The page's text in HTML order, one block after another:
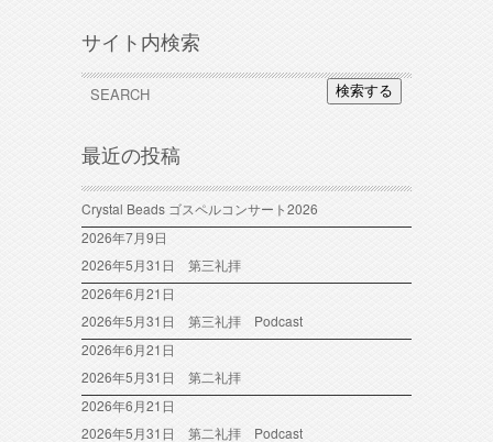
サイト内検索
検索する
最近の投稿
Crystal Beads ゴスペルコンサート2026
2026年7月9日
2026年5月31日 第三礼拝
2026年6月21日
2026年5月31日 第三礼拝 Podcast
2026年6月21日
2026年5月31日 第二礼拝
2026年6月21日
2026年5月31日 第二礼拝 Podcast